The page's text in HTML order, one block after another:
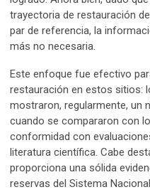
trayectoria de restauración
par de referencia, la
más no necesaria.
Este enfoque fue efectivo
restauración en estos sitios:
mostraron, regularmente, un
cuando se compararon con
conformidad con
literatura científica. Cabe
proporciona una sólida
reservas del Sistema